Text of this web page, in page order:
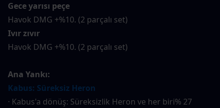
Gece yarısı peçe
Havok DMG +%10. (2 parçalı set)
Ivır zıvır
Havok DMG +%10. (2 parçalı set)
Ana Yankı:
Kabus: Süreksiz Heron
· Kabus'a dönüş: Süreksizlik Heron ve her biri% 27